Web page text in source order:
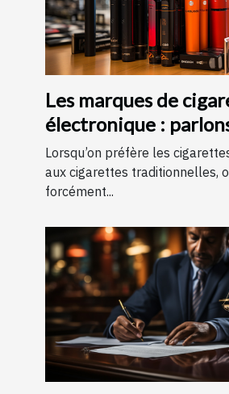
Les marques de
électronique :
Lorsqu’on préfère les
aux cigarettes traditionnelles,
forcément...